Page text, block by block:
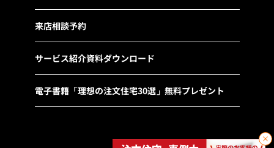
来店相談予約
サービス紹介資料ダウンロード
電子書籍「理想の注文住宅30選」無料プレゼント